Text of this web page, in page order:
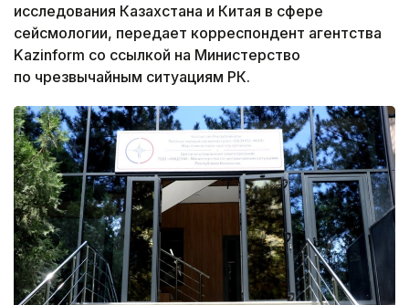
исследования Казахстана и Китая в сфере
сейсмологии, передает корреспондент агентства
Kazinform со ссылкой на Министерство
по чрезвычайным ситуациям РК.